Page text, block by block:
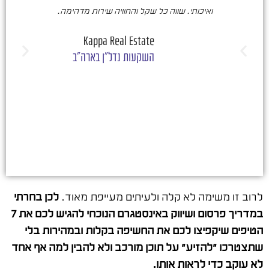
ואיכותי. שווה כל שקל והחוויה שירות מדהימה.
Kappa Real Estate
השקעות נדל"ן בארה"ב
לרוב זו משימה לא קלה ולעיתים מעייפת מאוד. לכן בחרתי
במדריך פרסום ושיווק באינסטגרם הנוכחי להגיש לכם את 7
הטיפים שיקפיצו לכם את החשיפה בקלות ובמהירות בלי
שתצטרכו "להזיע" על תוכן מורכב ולא להבין למה אף אחד
לא עוקב כדי לראות אותו.